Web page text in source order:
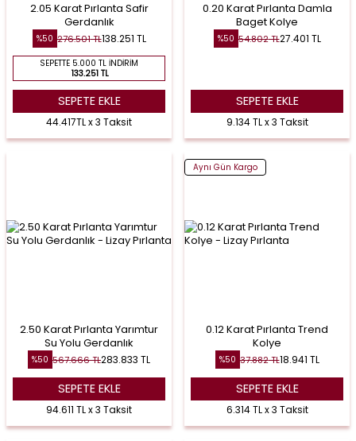
2.05 Karat Pırlanta Safir
Gerdanlık
%50 276.501TL138.251 TL
SEPETTE 5.000 TL İNDIRIM
133.251 TL
SEPETE EKLE
44.417TL x 3 Taksit
0.20 Karat Pırlanta Damla
Baget Kolye
%50 54.802TL27.401 TL
SEPETE EKLE
9.134 TL x 3 Taksit
2.50 Karat Pırlanta Yarımtur
Su Yolu Gerdanlık
%50 567.666TL283.833 TL
SEPETE EKLE
94.611 TL x 3 Taksit
Aynı Gün Kargo
0.12 Karat Pırlanta Trend
Kolye
%50 37.882TL18.941 TL
SEPETE EKLE
6.314 TL x 3 Taksit